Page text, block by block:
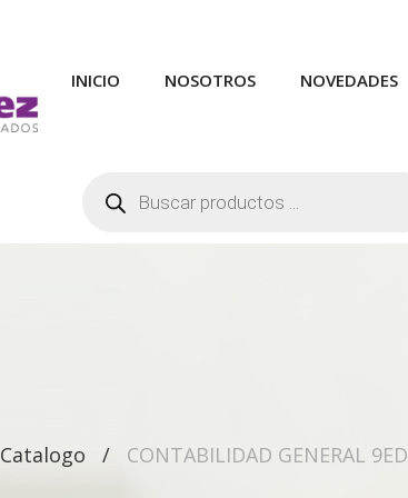
INICIO NOSOTROS NOVEDADES
productos
Catalogo CONTABILIDAD GENERAL 9ED